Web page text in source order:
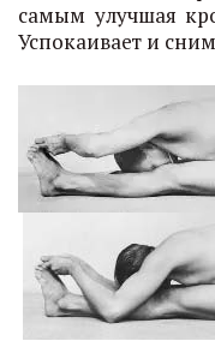
самым улучшая
Успокаивает и